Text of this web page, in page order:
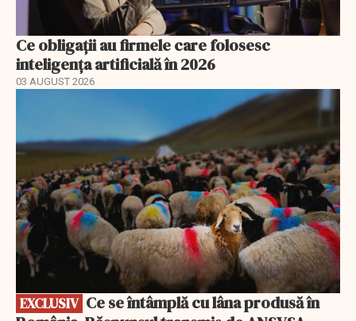
Ce obligații au firmele care folosesc
inteligența artificială în 2026
03 AUGUST 2026
EXCLUSIV